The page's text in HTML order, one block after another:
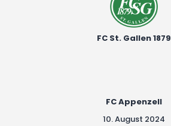
FC St. Gallen 1879
FC Appenzell
10. August 2024